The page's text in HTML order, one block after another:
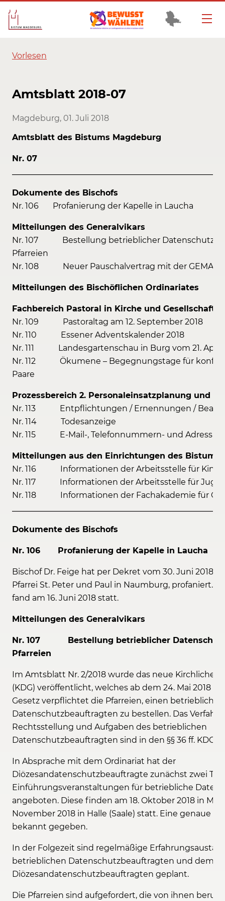
Vorlesen
Amtsblatt 2018-07
Magdeburg, 01. Juli 2018
Amtsblatt des Bistums Magdeburg
Nr. 07
Dokumente des Bischofs
Nr. 106 Profanierung der Kapelle in Laucha
Mitteilungen des Generalvikars
Nr. 107 Bestellung betrieblicher
Pfarreien
Nr. 108 Neuer Pauschalvertrag mit der GEMA
Mitteilungen des Bischöflichen Ordinariates
Fachbereich Pastoral in Kirche und Gesellschaft
Nr. 109 Pastoraltag am 12. September 2018
Nr. 110 Essener Adventskalender 2018
Nr. 111 Landesgartenschau in Burg vom 21. April
Nr. 112 Ökumene – Begegnungstage für
Paare
Prozessbereich 2. Personaleinsatzplanung und
Nr. 113 Entpflichtungen / Ernennungen /
Nr. 114 Todesanzeige
Nr. 115 E-Mail-, Telefonnummern- und
Mitteilungen aus den Einrichtungen des Bistums
Nr. 116 Informationen der Arbeitsstelle für
Nr. 117 Informationen der Arbeitsstelle für
Nr. 118 Informationen der Fachakademie für
Dokumente des Bischofs
Nr. 106 Profanierung der Kapelle in Laucha
Bischof Dr. Feige hat per Dekret vom 30. Juni 2018
Pfarrei St. Peter und Paul in Naumburg, profaniert.
fand am 16. Juni 2018 statt.
Mitteilungen des Generalvikars
Nr. 107 Bestellung betrieblicher
Pfarreien
Im Amtsblatt Nr. 2/2018 wurde das neue Kirchliche
(KDG) veröffentlicht, welches ab dem 24. Mai 2018 in
Gesetz verpflichtet die Pfarreien, einen betrieblichen
Datenschutzbeauftragten zu bestellen. Das
Rechtsstellung und Aufgaben des betrieblichen
Datenschutzbeauftragten sind in den §§ 36 ff. KDG
In Absprache mit dem Ordinariat hat der
Diözesandatenschutzbeauftragte zunächst zwei
Einführungsveranstaltungen für betriebliche
angeboten. Diese finden am 18. Oktober 2018 in
November 2018 in Halle (Saale) statt. Eine genaue
bekannt gegeben.
In der Folgezeit sind regelmäßige
betrieblichen Datenschutzbeauftragten und dem
Diözesandatenschutzbeauftragten geplant.
Die Pfarreien sind aufgefordert, die von ihnen